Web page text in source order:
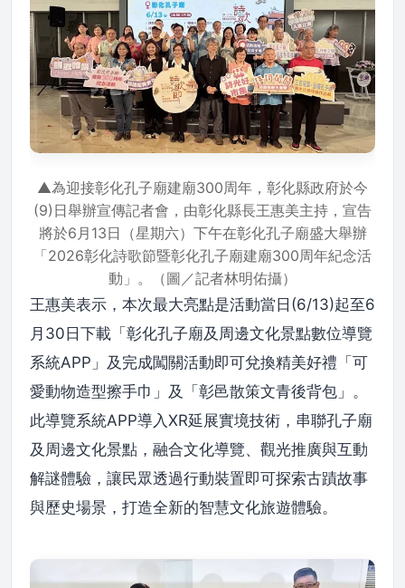
▲為迎接彰化孔子廟建廟300周年，彰化縣政府於今
(9)日舉辦宣傳記者會，由彰化縣長王惠美主持，宣告
將於6月13日（星期六）下午在彰化孔子廟盛大舉辦
「2026彰化詩歌節暨彰化孔子廟建廟300周年紀念活
動」。（圖／記者林明佑攝）
王惠美表示，本次最大亮點是活動當日(6/13)起至6
月30日下載「彰化孔子廟及周邊文化景點數位導覽
系統APP」及完成闖關活動即可兌換精美好禮「可
愛動物造型擦手巾」及「彰邑散策文青後背包」。
此導覽系統APP導入XR延展實境技術，串聯孔子廟
及周邊文化景點，融合文化導覽、觀光推廣與互動
解謎體驗，讓民眾透過行動裝置即可探索古蹟故事
與歷史場景，打造全新的智慧文化旅遊體驗。